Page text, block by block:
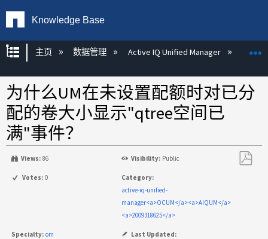
Knowledge Base
扩展/隐缩全局层次
主页 数据管理 Active IQ Unified Manager
为什么UM在未设置配额时对已分
配的卷大小显示"qtree空间已
满"事件？
Views: 86 Visibility: Public
Votes: 0
Category:
active-iq-unified-
manager<a>OCUM</a><a>AIQUM</a>
<a>2009318625</a>
Specialty: om
Last Updated: